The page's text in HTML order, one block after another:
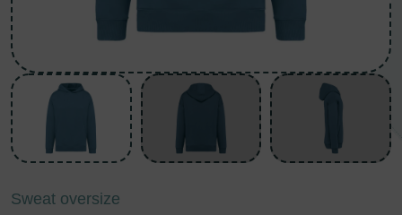
Sweat oversize